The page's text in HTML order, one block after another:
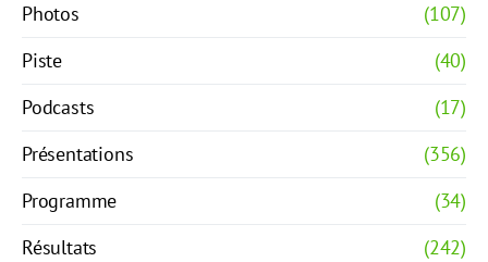
Photos
(107)
Piste
(40)
Podcasts
(17)
Présentations
(356)
Programme
(34)
Résultats
(242)